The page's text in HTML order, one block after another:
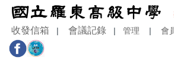
跳
到
主
要
內
收發信箱 會議記錄 管理 會